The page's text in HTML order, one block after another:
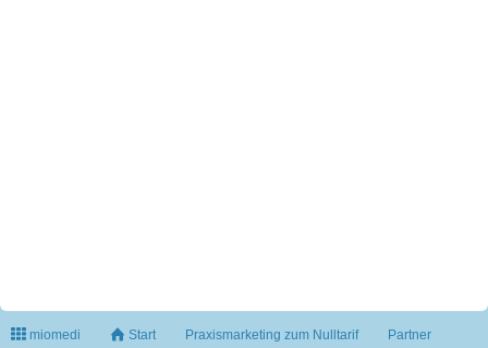
miomedi Start Praxismarketing zum Nulltarif Partner